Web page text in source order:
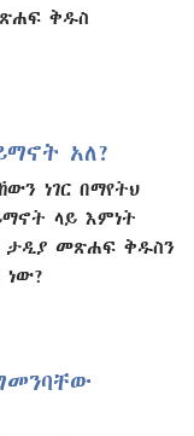
ቅዱስ
አለ?
ነገር በማየትህ
ላይ እምነት
ታዲያ መጽሐፍ ቅዱስን